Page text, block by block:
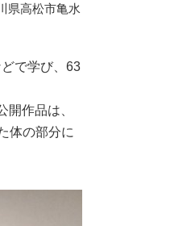
県高松市亀水
で学び、63
作品は、
体の部分に